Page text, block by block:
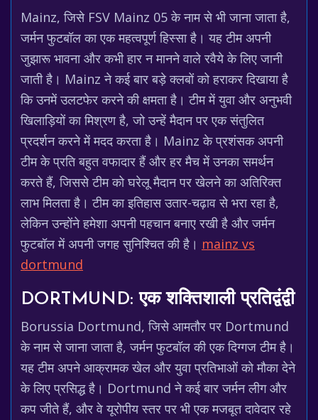
Mainz, जिसे FSV Mainz 05 के नाम से भी जाना जाता है,
जर्मन फुटबॉल का एक महत्वपूर्ण हिस्सा है। यह टीम अपनी
जुझारू भावना और कभी हार न मानने वाले रवैये के लिए जानी
जाती है। Mainz ने कई बार बड़े क्लबों को हराकर दिखाया है
कि उनमें उलटफेर करने की क्षमता है। टीम में युवा और अनुभवी
खिलाड़ियों का मिश्रण है, जो उन्हें मैदान पर एक संतुलित
प्रदर्शन करने में मदद करता है। Mainz के प्रशंसक अपनी
टीम के प्रति बहुत वफादार हैं और हर मैच में उनका समर्थन
करते हैं, जिससे टीम को घरेलू मैदान पर खेलने का अतिरिक्त
लाभ मिलता है। टीम का इतिहास उतार-चढ़ाव से भरा रहा है,
लेकिन उन्होंने हमेशा अपनी पहचान बनाए रखी है और जर्मन
फुटबॉल में अपनी जगह सुनिश्चित की है। mainz vs
dortmund
DORTMUND: एक शक्तिशाली प्रतिद्वंद्वी
Borussia Dortmund, जिसे आमतौर पर Dortmund
के नाम से जाना जाता है, जर्मन फुटबॉल की एक दिग्गज टीम है।
यह टीम अपने आक्रामक खेल और युवा प्रतिभाओं को मौका देने
के लिए प्रसिद्ध है। Dortmund ने कई बार जर्मन लीग और
कप जीते हैं, और वे यूरोपीय स्तर पर भी एक मजबूत दावेदार रहे